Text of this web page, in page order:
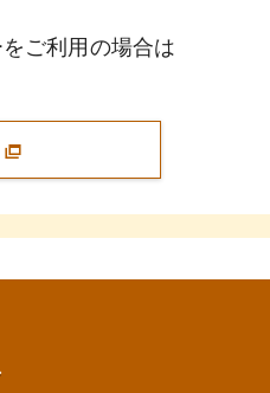
ご利用の場合は